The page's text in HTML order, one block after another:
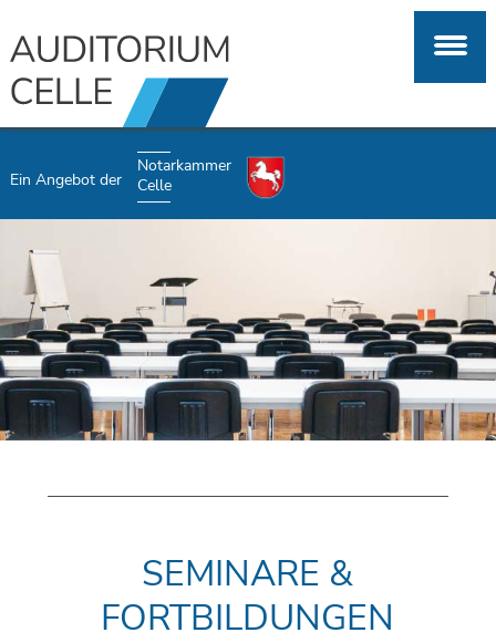
Ein Angebot der
Notarkammer
Celle
SEMINARE &
FORTBILDUNGEN